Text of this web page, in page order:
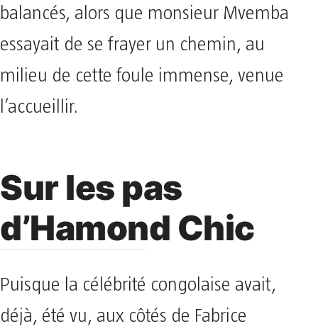
balancés, alors que monsieur Mvemba
essayait de se frayer un chemin, au
milieu de cette foule immense, venue
l’accueillir.
Sur les pas
d’Hamond Chic
Puisque la célébrité congolaise avait,
déjà, été vu, aux côtés de Fabrice